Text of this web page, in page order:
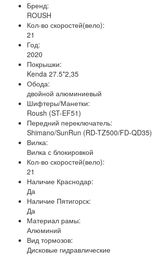
Бренд:
ROUSH
Кол-во скоростей(вело):
21
Год:
2020
Покрышки:
Kenda 27.5*2,35
Обода:
двойной алюминиевый
Шифтеры/Манетки:
Roush (ST-EF51)
Передний переключатель:
Shimano/SunRun (RD-TZ500/FD-QD35)
Вилка:
Вилка с блокировкой
Кол-во скоростей(вело):
21
Наличие Краснодар:
Да
Наличие Пятигорск:
Да
Материал рамы:
Алюминий
Вид тормозов:
Дисковые гидравлические